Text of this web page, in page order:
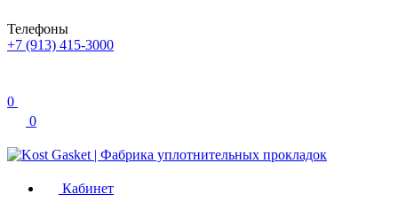
Телефоны
+7 (913) 415-3000
0
0
Кабинет